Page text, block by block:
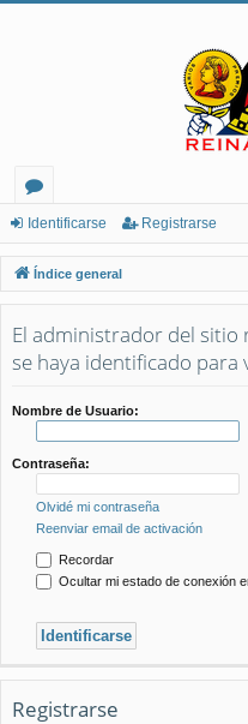
or
os
Identificarse Registrarse
Índice general
El administrador del sitio
se haya identificado para
Nombre de Usuario:
Contraseña:
Olvidé mi contraseña
Reenviar email de activación
Recordar
Ocultar mi estado de conexión
Registrarse